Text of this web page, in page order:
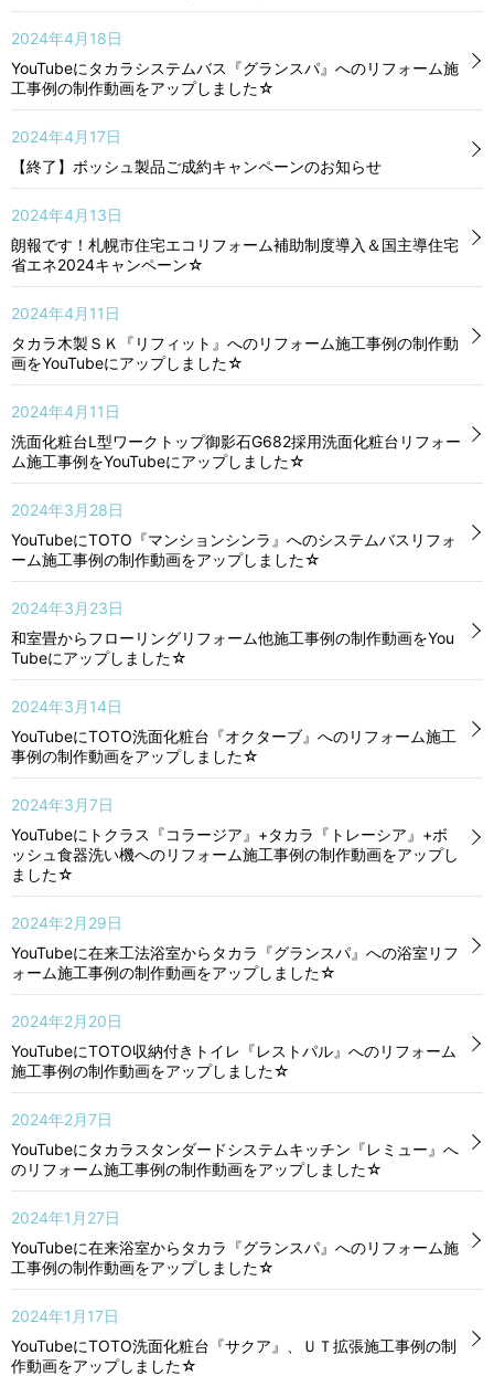
2024年4月18日
YouTubeにタカラシステムバス『グランスパ』へのリフォーム施
工事例の制作動画をアップしました☆
2024年4月17日
【終了】ボッシュ製品ご成約キャンペーンのお知らせ
2024年4月13日
朗報です！札幌市住宅エコリフォーム補助制度導入＆国主導住宅
省エネ2024キャンペーン☆
2024年4月11日
タカラ木製ＳＫ『リフィット』へのリフォーム施工事例の制作動
画をYouTubeにアップしました☆
2024年4月11日
洗面化粧台L型ワークトップ御影石G682採用洗面化粧台リフォー
ム施工事例をYouTubeにアップしました☆
2024年3月28日
YouTubeにTOTO『マンションシンラ』へのシステムバスリフォ
ーム施工事例の制作動画をアップしました☆
2024年3月23日
和室畳からフローリングリフォーム他施工事例の制作動画をYou
Tubeにアップしました☆
2024年3月14日
YouTubeにTOTO洗面化粧台『オクターブ』へのリフォーム施工
事例の制作動画をアップしました☆
2024年3月7日
YouTubeにトクラス『コラージア』+タカラ『トレーシア』+ボ
ッシュ食器洗い機へのリフォーム施工事例の制作動画をアップし
ました☆
2024年2月29日
YouTubeに在来工法浴室からタカラ『グランスパ』への浴室リフ
ォーム施工事例の制作動画をアップしました☆
2024年2月20日
YouTubeにTOTO収納付きトイレ『レストパル』へのリフォーム
施工事例の制作動画をアップしました☆
2024年2月7日
YouTubeにタカラスタンダードシステムキッチン『レミュー』へ
のリフォーム施工事例の制作動画をアップしました☆
2024年1月27日
YouTubeに在来浴室からタカラ『グランスパ』へのリフォーム施
工事例の制作動画をアップしました☆
2024年1月17日
YouTubeにTOTO洗面化粧台『サクア』、ＵＴ拡張施工事例の制
作動画をアップしました☆